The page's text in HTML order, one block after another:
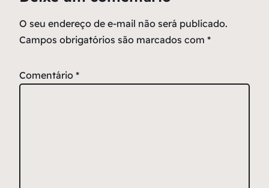
O seu endereço de e-mail não será publicado.
Campos obrigatórios são marcados com *
Comentário *